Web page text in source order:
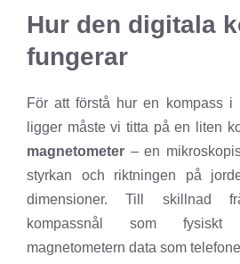
Hur den digitala
fungerar
För att förstå hur en kompass i
ligger måste vi titta på en liten
magnetometer – en
styrkan och riktningen på
dimensioner. Till skillnad
kompassnål som fysiskt
magnetometern data som